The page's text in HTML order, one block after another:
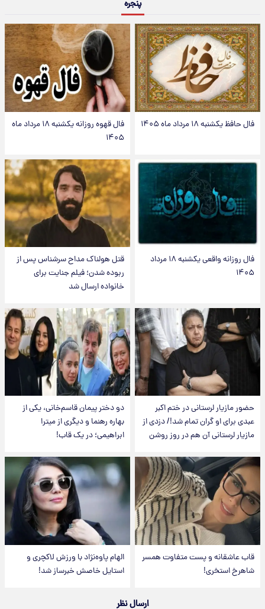
پنجره
فال حافظ یکشنبه ۱۸ مرداد ماه ۱۴۰۵
فال قهوه روزانه یکشنبه ۱۸ مرداد ماه
۱۴۰۵
فال روزانه واقعی یکشنبه ۱۸ مرداد
۱۴۰۵
قتل هولناک مداح سرشناس پس از
ربوده شدن؛ فیلم جنایت برای
خانواده ارسال شد
حضور مازیار لرستانی در ختم اکبر
عبدی برای او گران تمام شد!/ دزدی از
مازیار لرستانی آن هم در روز روشن
دو دختر پیمان قاسم‌خانی، یکی از
بهاره رهنما و دیگری از میترا
ابراهیمی؛ در یک قاب!
قاب عاشقانه و پست متفاوت همسر
شاهرخ استخری!
الهام پاوه‌نژاد با ورزش لاکچری و
استایل خاصش خبرساز شد!
ارسال نظر